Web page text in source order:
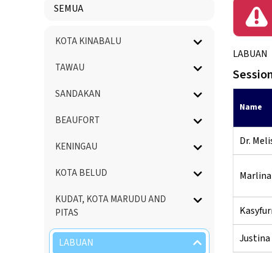
LABUAN
Name
Dr.
Justina
SEMUA
Menu
KOTA KINABALU
TAWAU
SANDAKAN
BEAUFORT
KENINGAU
KOTA BELUD
KUDAT, KOTA MARUDU AND
PITAS
LABUAN